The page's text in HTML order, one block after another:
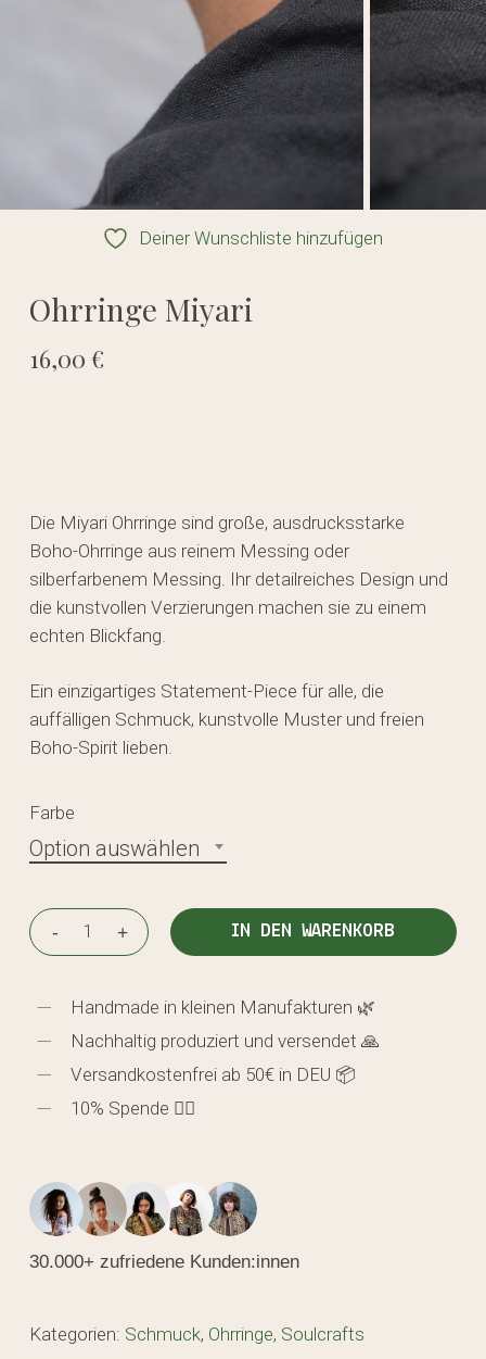
Deiner Wunschliste hinzufügen
Ohrringe Miyari
16,00 €
Die Miyari Ohrringe sind große, ausdrucksstarke
Boho-Ohrringe aus reinem Messing oder
silberfarbenem Messing. Ihr detailreiches Design und
die kunstvollen Verzierungen machen sie zu einem
echten Blickfang.
Ein einzigartiges Statement-Piece für alle, die
auffälligen Schmuck, kunstvolle Muster und freien
Boho-Spirit lieben.
Farbe
Option auswählen
IN DEN WARENKORB
Handmade in kleinen Manufakturen 🌿
Nachhaltig produziert und versendet 🙏
Versandkostenfrei ab 50€ in DEU 📦
10% Spende 🖐🏼
30.000+ zufriedene Kunden:innen
Kategorien: Schmuck, Ohrringe, Soulcrafts